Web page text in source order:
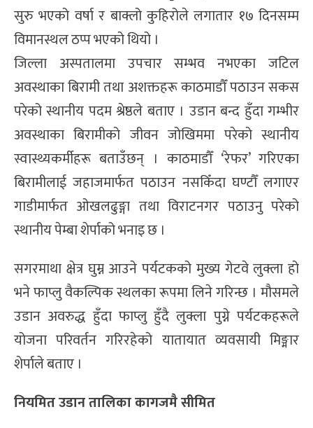
सुरु भएको वर्षा र बाक्लो कुहिरोले लगातार १७ दिनसम्म
विमानस्थल ठप्प भएको थियो ।
जिल्ला अस्पतालमा उपचार सम्भव नभएका जटिल
अवस्थाका बिरामी तथा अशक्तहरू काठमाडौँ पठाउन सकस
परेको स्थानीय पदम श्रेष्ठले बताए । उडान बन्द हुँदा गम्भीर
अवस्थाका बिरामीको जीवन जोखिममा परेको स्थानीय
स्वास्थ्यकर्मीहरू बताउँछन् । काठमाडौँ ‘रेफर’ गरिएका
बिरामीलाई जहाजमार्फत पठाउन नसकिँदा घण्टौँ लगाएर
गाडीमार्फत ओखलढुङ्गा तथा विराटनगर पठाउनु परेको
स्थानीय पेम्बा शेर्पाको भनाइ छ ।
सगरमाथा क्षेत्र घुम्न आउने पर्यटकको मुख्य गेटवे लुक्ला हो
भने फाप्लु वैकल्पिक स्थलका रूपमा लिने गरिन्छ । मौसमले
उडान अवरुद्ध हुँदा फाप्लु हुँदै लुक्ला पुग्ने पर्यटकहरूले
योजना परिवर्तन गरिरहेको यातायात व्यवसायी मिङ्मार
शेर्पाले बताए ।
नियमित उडान तालिका कागजमै सीमित